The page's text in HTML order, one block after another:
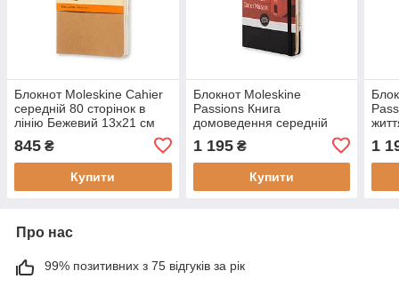
Блокнот Moleskine Cahier
середній 80 сторінок в
лінію Бежевий 13х21 см
845 ₴
Купити
Блокнот Moleskine
Passions Книга
домоведення середній
(PHHO3A)
(9788866131564)
1 195₴
Купити
1
Про нас
99% позитивних з 75 відгуків за рік